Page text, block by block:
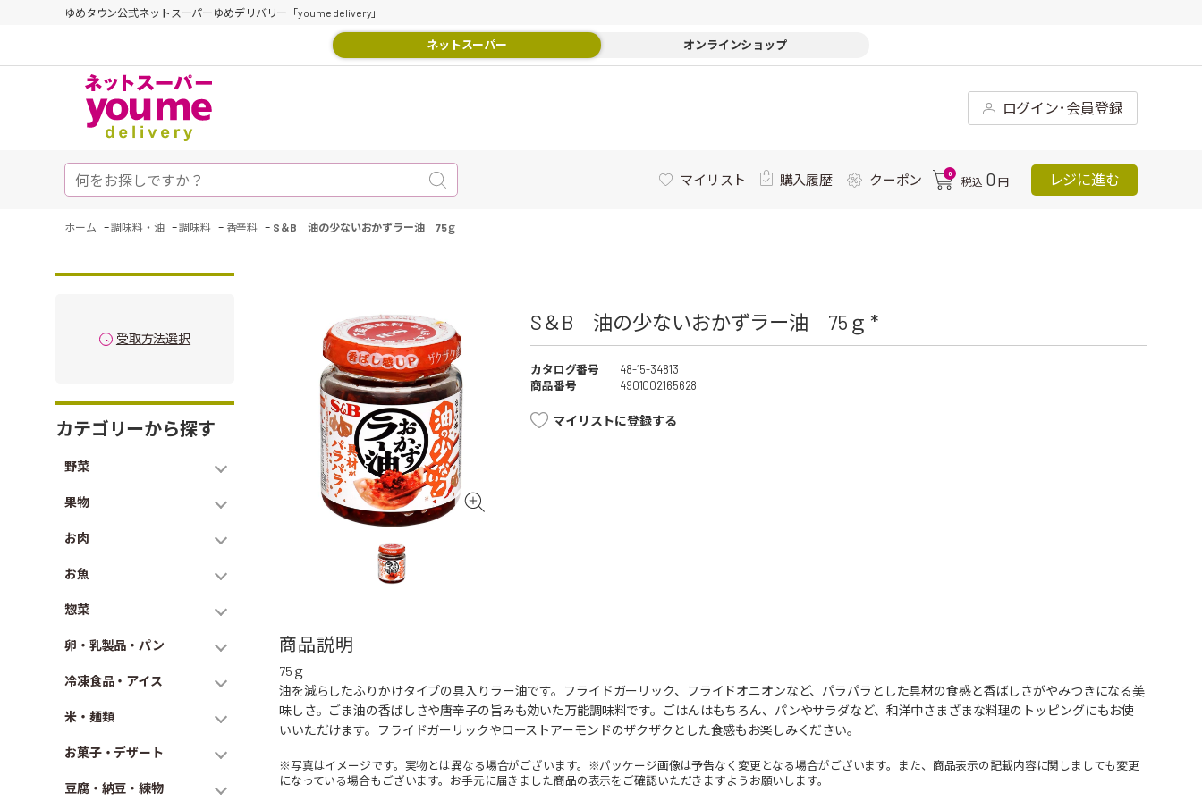
ゆめタウン公式ネットスーパーゆめデリバリー「youme delivery」
ネットスーパー オンラインショップ
ログイン･会員登録
マイリスト 購入履歴 クーポン 0
税込 0 円 レジに進む
ホーム -調味料・油 -調味料 - 香辛料 - S＆B 油の少ないおかずラー油 75ｇ
受取方法選択
カテゴリーから探す
野菜
果物
お肉
お魚
惣菜
卵・乳製品・パン
冷凍食品・アイス
米・麺類
お菓子・デザート
豆腐・納豆・練物
S＆B 油の少ないおかずラー油 75ｇ *
カタログ番号
48-15-34813
商品番号
4901002165628
マイリストに登録する
商品説明
75ｇ
油を減らしたふりかけタイプの具入りラー油です。フライドガーリック、フライドオニオンなど、パラパラとした具材の食感と香ばしさがやみつきになる美
味しさ。ごま油の香ばしさや唐辛子の旨みも効いた万能調味料です。ごはんはもちろん、パンやサラダなど、和洋中さまざまな料理のトッピングにもお使
いいただけます。フライドガーリックやローストアーモンドのザクザクとした食感もお楽しみください。
※写真はイメージです。実物とは異なる場合がございます。※パッケージ画像は予告なく変更となる場合がございます。また、商品表示の記載内容に関しましても変更
になっている場合もございます。お手元に届きました商品の表示をご確認いただきますようお願いします。